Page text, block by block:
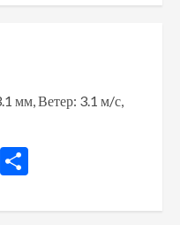
мм, Ветер: 3.1 м/с,
VK